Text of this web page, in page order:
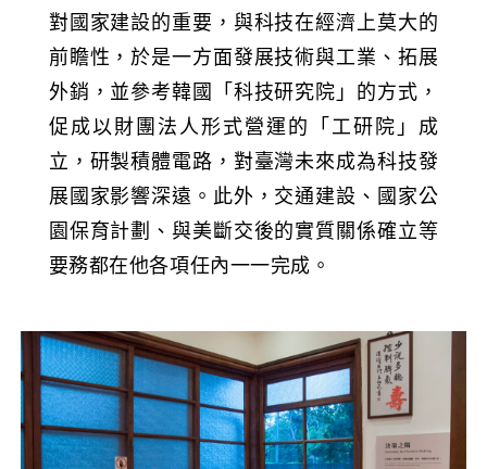
對國家建設的重要，與科技在經濟上莫大的
前瞻性，於是一方面發展技術與工業、拓展
外銷，並參考韓國「科技研究院」的方式，
促成以財團法人形式營運的「工研院」成
立，研製積體電路，對臺灣未來成為科技發
展國家影響深遠。此外，交通建設、國家公
園保育計劃、與美斷交後的實質關係確立等
要務都在他各項任內一一完成。